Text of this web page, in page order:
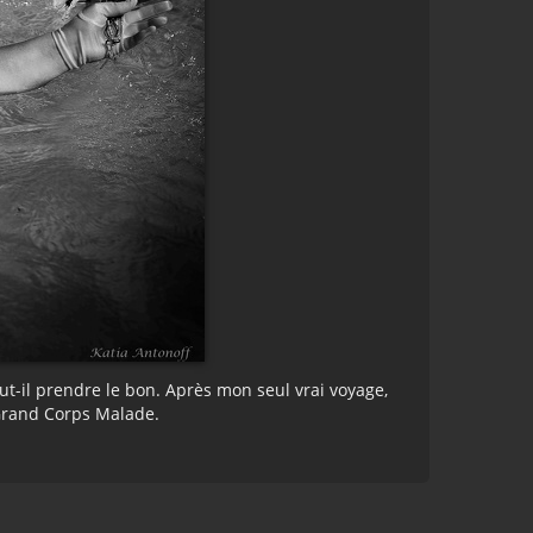
il prendre le bon. Après mon seul vrai voyage,
Corps Malade.